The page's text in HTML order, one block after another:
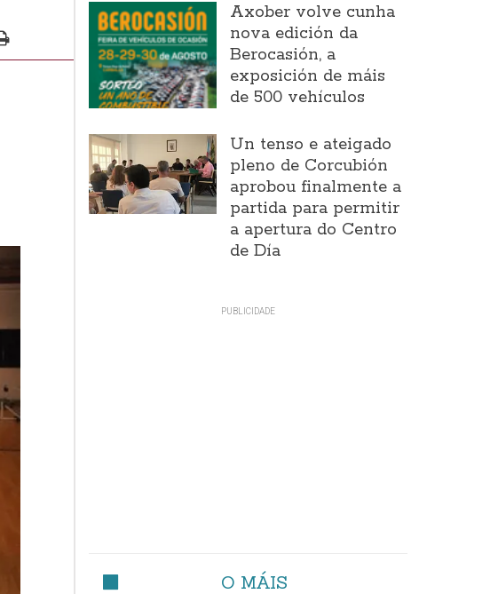
Axober volve cunha
nova edición da
Berocasión, a
exposición de máis
de 500 vehículos
Un tenso e ateigado
pleno de Corcubión
aprobou finalmente a
partida para permitir
a apertura do Centro
de Día
O MÁIS